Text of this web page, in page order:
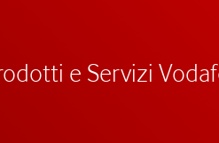
e Servizi